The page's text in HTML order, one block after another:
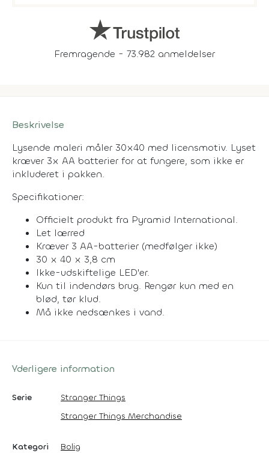
Fremragende - 73.982 anmeldelser
Beskrivelse
Lysende maleri måler 30x40 med licensmotiv. Lyset
kræver 3x AA batterier for at fungere, som ikke er
inkluderet i pakken.
Specifikationer:
Officielt produkt fra Pyramid International.
Let lærred
Kræver 3 AA-batterier (medfølger ikke)
30 x 40 x 3,8 cm
Ikke-udskiftelige LED'er.
Kun til indendørs brug. Rengør kun med en
blød, tør klud.
Må ikke nedsænkes i vand.
Yderligere information
Serie
Stranger Things
Stranger Things Merchandise
Kategori
Bolig